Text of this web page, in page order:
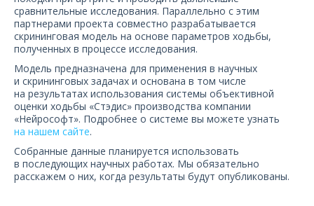
сравнительные исследования. Параллельно с этим
партнерами проекта совместно разрабатывается
скрининговая модель на основе параметров ходьбы,
полученных в процессе исследования.
Модель предназначена для применения в научных
и скрининговых задачах и основана в том числе
на результатах использования системы объективной
оценки ходьбы «Стэдис» производства компании
«Нейрософт». Подробнее о системе вы можете узнать
на нашем сайте.
Собранные данные планируется использовать
в последующих научных работах. Мы обязательно
расскажем о них, когда результаты будут опубликованы.